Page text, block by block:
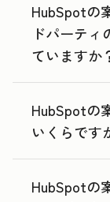
HubSpotの
ドパーテ
ていますか
HubSpotの
いくらです
HubSpotの